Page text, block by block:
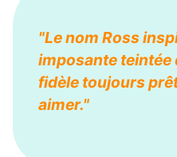
"Le nom Ross
imposante teintée
fidèle toujours
aimer."